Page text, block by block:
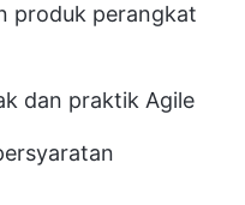
produk perangkat
dan praktik Agile